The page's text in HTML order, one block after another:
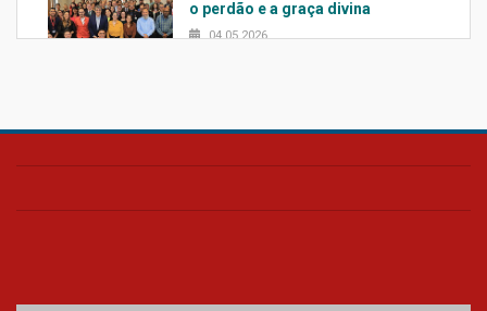
o perdão e a graça divina
04.05.2026
Confira como foi o culto mensal